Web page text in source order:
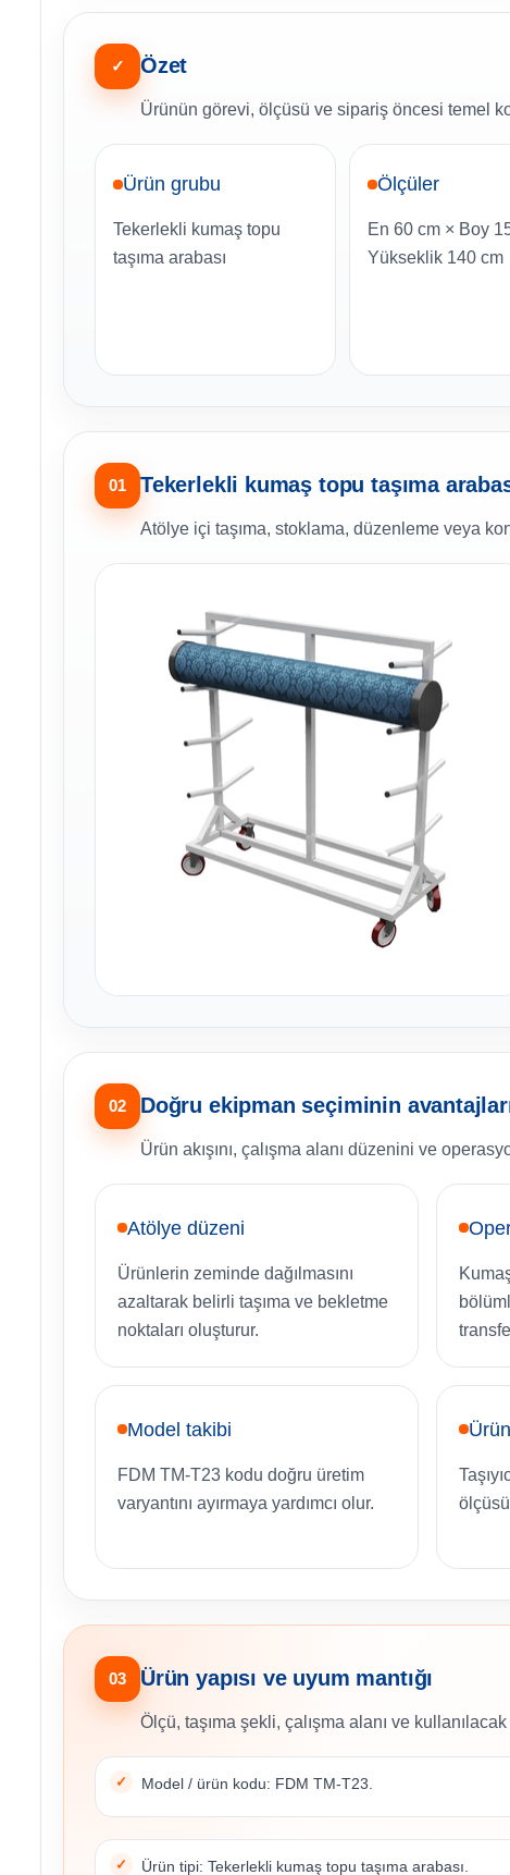
✓ Özet
Ürünün görevi, ölçüsü ve sipariş öncesi temel
Ürün grubu
Tekerlekli kumaş topu
taşıma arabası
Ölçüler
En 60 cm × Boy
Yükseklik 140 cm
01 Tekerlekli kumaş topu taşıma
Atölye içi taşıma, stoklama, düzenleme veya
02 Doğru ekipman seçiminin
Ürün akışını, çalışma alanı düzenini ve
Atölye düzeni
Ürünlerin zeminde dağılmasını
azaltarak belirli taşıma ve bekletme
noktaları oluşturur.
Model takibi
FDM TM-T23 kodu doğru üretim
varyantını ayırmaya yardımcı olur.
03 Ürün yapısı ve uyum mantığı
Ölçü, taşıma şekli, çalışma alanı ve
Model / ürün kodu: FDM TM-T23.
Ürün tipi: Tekerlekli kumaş topu taşıma arabası.